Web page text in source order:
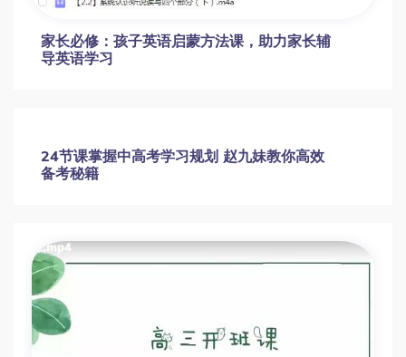
家长必修：孩子英语启蒙方法课，助力家长辅
导英语学习
24节课掌握中高考学习规划 赵九妹教你高效